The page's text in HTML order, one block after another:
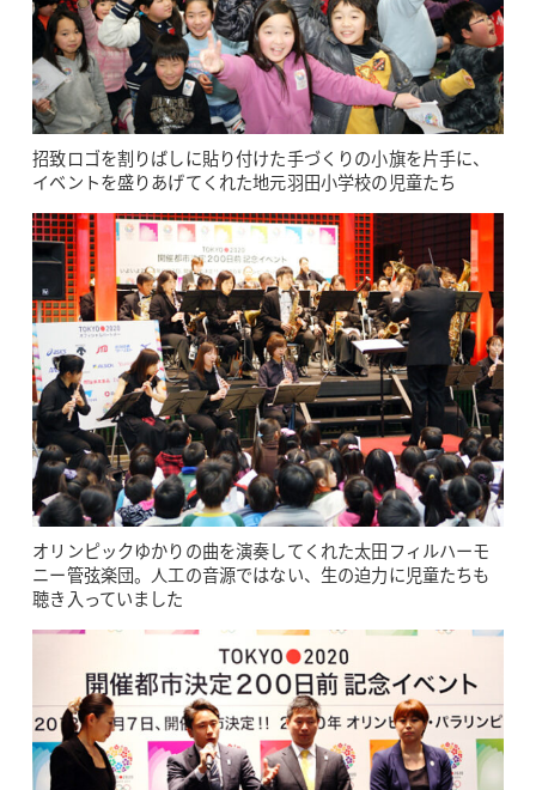
招致ロゴを割りばしに貼り付けた手づくりの小旗を片手に、
イベントを盛りあげてくれた地元羽田小学校の児童たち
オリンピックゆかりの曲を演奏してくれた太田フィルハーモ
ニー管弦楽団。人工の音源ではない、生の迫力に児童たちも
聴き入っていました